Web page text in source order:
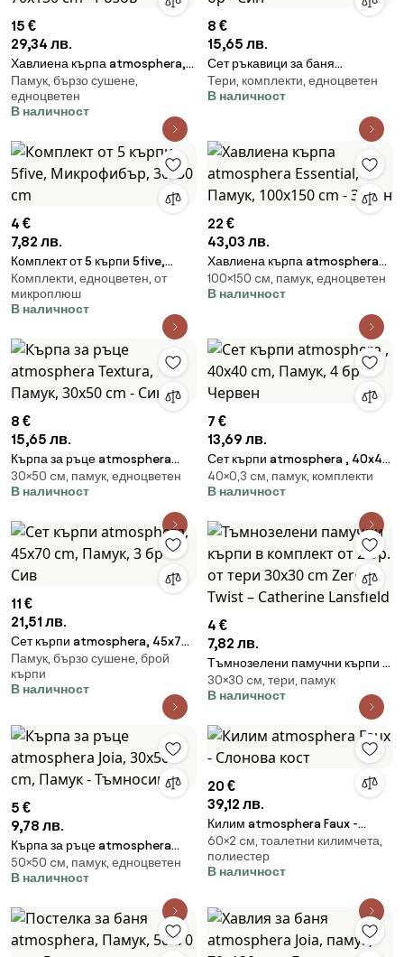
15 €
29,34 лв.
Хавлиена кърпа atmosphera,
Памук, 70x130 cm - Розов
Памук, бързо сушене,
едноцветен
В наличност
8 €
15,65 лв.
Сет ръкавици за баня
atmosphera, 15x21 cm, 2 бр -
Син
Тери, комплекти, едноцветен
В наличност
4 €
7,82 лв.
Комплект от 5 кърпи 5five,
Микрофибър, 30x30 cm
Комплекти, едноцветен, от
микроплюш
В наличност
22 €
43,03 лв.
Хавлиена кърпа atmosphera
Essential, Памук, 100x150 cm -
Зелен
100×150 cм, памук, едноцветен
В наличност
8 €
15,65 лв.
Кърпа за ръце atmosphera
Textura, Памук, 30x50 cm -
Син
30×50 cм, памук, едноцветен
В наличност
7 €
13,69 лв.
Сет кърпи atmosphera , 40x40
cm, Памук, 4 бр - Червен
40×0,3 cм, памук, комплекти
В наличност
11 €
21,51 лв.
Сет кърпи atmosphera, 45x70
cm, Памук, 3 бр - Сив
Памук, бързо сушене, брой
кърпи
В наличност
4 €
7,82 лв.
Тъмнозелени памучни кърпи в
комплект от 2 бр. от тери 30x30
cm Zero Twist – Catherine
30×30 cм, тери, памук
В наличност
5 €
9,78 лв.
Кърпа за ръце atmosphera
Joia, 30x50 cm, Памук -
Тъмносив
50×50 cм, памук, едноцветен
В наличност
20 €
39,12 лв.
Килим atmosphera Faux -
Слонова кост
60×2 cм, тоалетни килимчета,
полиестер
В наличност